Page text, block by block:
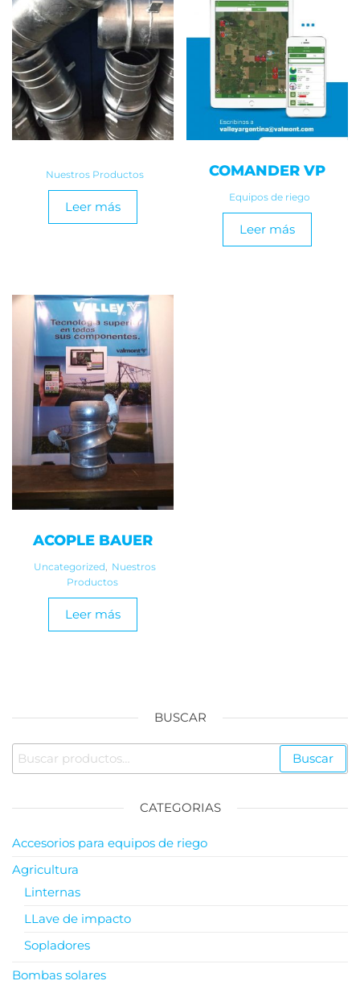
Nuestros Productos
Leer más
COMANDER VP
Equipos de riego
Leer más
ACOPLE BAUER
Uncategorized, Nuestros
Productos
Leer más
BUSCAR
Buscar
CATEGORIAS
Accesorios para equipos de riego
Agricultura
Linternas
LLave de impacto
Sopladores
Bombas solares